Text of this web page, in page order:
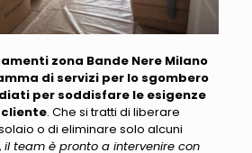
zona Bande Nere Milano
di servizi per lo sgombero
per soddisfare le esigenze
. Che si tratti di liberare
o di eliminare solo alcuni
il team è pronto a intervenire con